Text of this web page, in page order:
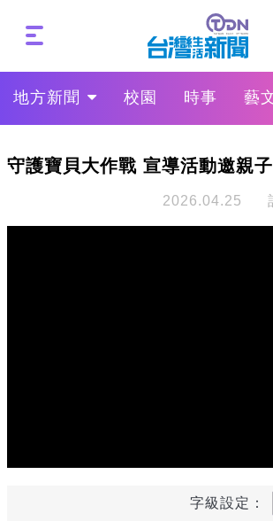
地方新聞 校園 時事 藝
守護寶貝大作戰 宣導活動邀親
2026.04.25
字級設定：